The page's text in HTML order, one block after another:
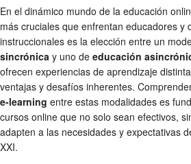
En el dinámico mundo de la educación
más cruciales que enfrentan educadores y
instruccionales es la elección entre un
sincrónica y uno de educación
ofrecen experiencias de aprendizaje
ventajas y desafíos inherentes.
e-learning entre estas modalidades es
cursos online que no solo sean efectivos,
adapten a las necesidades y expectativas
XXI.